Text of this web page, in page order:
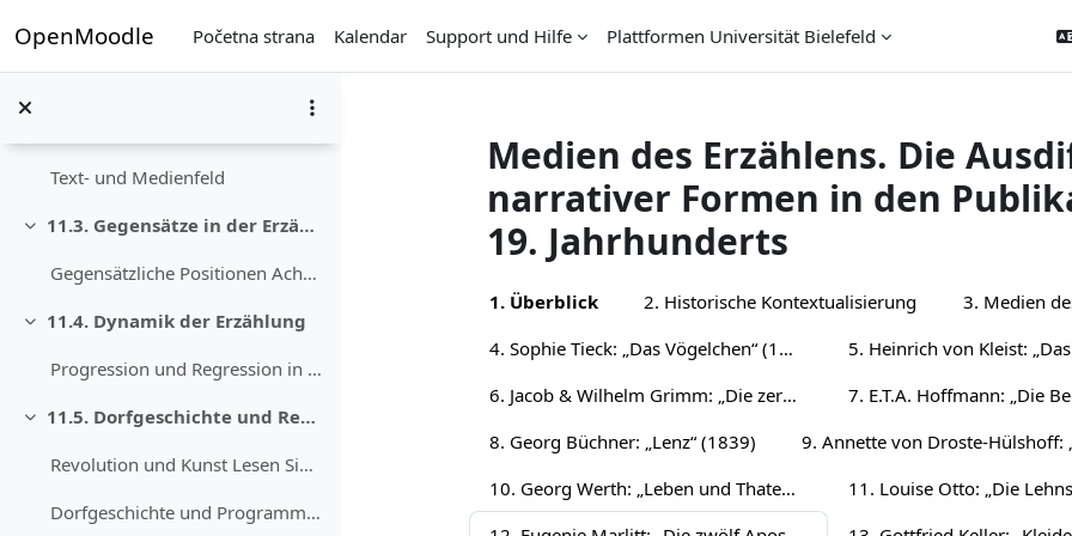
OpenMoodle Početna strana Kalendar Support und Hilfe Plattformen Universität Bielefeld
Textgrundlage: „Die Lehnspflichtigen. Eine Westfäl...
Text- und Medienfeld
Skupi
11.3. Gegensätze in der Erzählung
Gegensätzliche Positionen Achten Sie bei der Lektü...
Skupi11.4. Dynamik der Erzählung
Progression und Regression in der Erzählung Stepha...
Skupi
11.5. Dorfgeschichte und Revolution
Revolution und Kunst Lesen Sie den Artikel von Nor...
Dorfgeschichte und Programm der Frauenzeitung Über...
Medien des Erzählens. Die
narrativer Formen in den
19. Jahrhunderts
Section outline
1. Überblick 2. Historische Kontextualisierung
3. Medien
4. Sophie Tieck: „Das Vögelchen“ (1802)
6. Jacob & Wilhelm Grimm: „Die zertanzten Schuhe“ (1815)
8. Georg Büchner: „Lenz“ (1839)
10. Georg Werth: „Leben und Thaten des berühmten Ritters Schnapphahnski“ (1848/49)